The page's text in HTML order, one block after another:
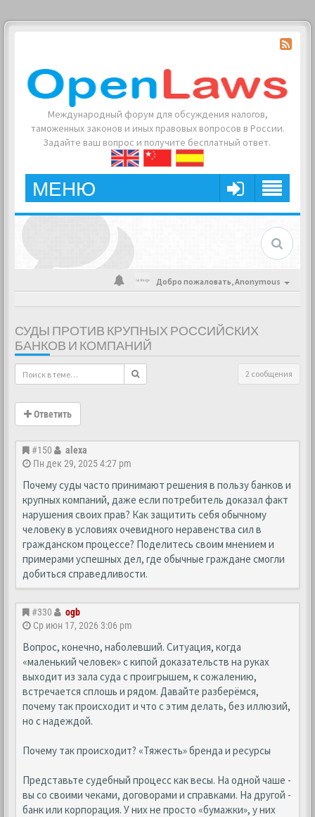
Международный форум для обсуждения налогов,
таможенных законов и иных правовых вопросов в России.
Задайте ваш вопрос и получите бесплатный ответ.
МЕНЮ
Добро пожаловать,Anonymous
СУДЫ ПРОТИВ КРУПНЫХ РОССИЙСКИХ
БАНКОВ И КОМПАНИЙ
2 сообщения
Ответить
#150
alexa
Пн дек 29, 2025 4:27 pm
Почему суды часто принимают решения в пользу банков и
крупных компаний, даже если потребитель доказал факт
нарушения своих прав? Как защитить себя обычному
человеку в условиях очевидного неравенства сил в
гражданском процессе? Поделитесь своим мнением и
примерами успешных дел, где обычные граждане смогли
добиться справедливости.
#330
ogb
Ср июн 17, 2026 3:06 pm
Вопрос, конечно, наболевший. Ситуация, когда
«маленький человек» с кипой доказательств на руках
выходит из зала суда с проигрышем, к сожалению,
встречается сплошь и рядом. Давайте разберёмся,
почему так происходит и что с этим делать, без иллюзий,
но с надеждой.
Почему так происходит? «Тяжесть» бренда и ресурсы
Представьте судебный процесс как весы. На одной чаше -
вы со своими чеками, договорами и справками. На другой -
банк или корпорация. У них не просто «бумажки», у них